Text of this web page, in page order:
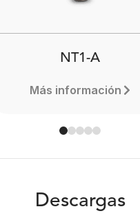
NT1-A
Más información
Descargas